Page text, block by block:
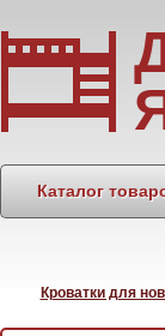
Каталог
Кроватки для